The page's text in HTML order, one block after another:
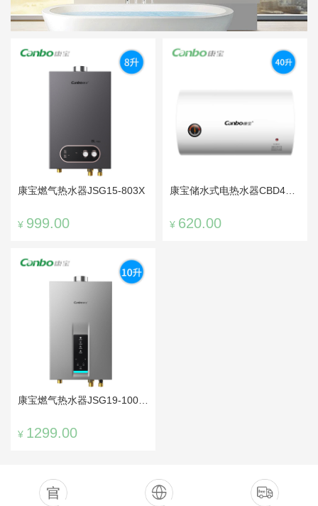
康宝燃气热水器JSG15-803X
¥ 999.00 ¥ 620.00
¥ 1299.00